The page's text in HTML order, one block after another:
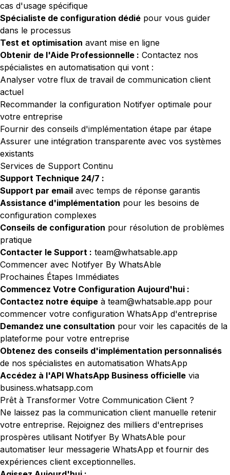
cas d'usage spécifique
Spécialiste de configuration dédié pour vous guider
dans le processus
Test et optimisation avant mise en ligne
Obtenir de l'Aide Professionnelle : Contactez nos
spécialistes en automatisation qui vont :
Analyser votre flux de travail de communication client
actuel
Recommander la configuration Notifyer optimale pour
votre entreprise
Fournir des conseils d'implémentation étape par étape
Assurer une intégration transparente avec vos systèmes
existants
Services de Support Continu
Support Technique 24/7 :
Support par email avec temps de réponse garantis
Assistance d'implémentation pour les besoins de
configuration complexes
Conseils de configuration pour résolution de problèmes
pratique
Contacter le Support : team@whatsable.app
Commencer avec Notifyer By WhatsAble
Prochaines Étapes Immédiates
Commencez Votre Configuration Aujourd'hui :
Contactez notre équipe à team@whatsable.app pour
commencer votre configuration WhatsApp d'entreprise
Demandez une consultation pour voir les capacités de la
plateforme pour votre entreprise
Obtenez des conseils d'implémentation personnalisés
de nos spécialistes en automatisation WhatsApp
Accédez à l'API WhatsApp Business officielle via
business.whatsapp.com
Prêt à Transformer Votre Communication Client ?
Ne laissez pas la communication client manuelle retenir
votre entreprise. Rejoignez des milliers d'entreprises
prospères utilisant Notifyer By WhatsAble pour
automatiser leur messagerie WhatsApp et fournir des
expériences client exceptionnelles.